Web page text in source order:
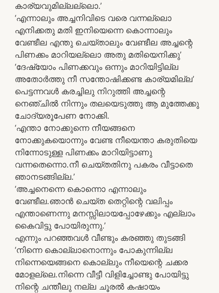
കാര്യവുമില്ലല്ലൊ.’
‘എന്നാലും അച്ചനിവിടെ വരെ വന്നല്ലൊ
എനിക്കതു മതി ഇനിയെന്നെ കൊന്നാലും
വേണ്ടീല എന്തു ചെയ്താലും വേണ്ടീല അച്ചന്റെ
പിണക്കം മാറിയല്ലൊ അതു മതിയെനിക്കു’
‘ദേഷ്യോം പിണക്കവും ഒന്നും മാറിയിട്ടില്ല
അതോര്‍ത്തു നീ സന്തോഷിക്കണ്ട കാര്യമില്ല’
പെട്ടന്നവള്‍ കരച്ചിലു നിറുത്തി അച്ചന്റെ
നെഞ്ചില്‍ നിന്നും തലയെടുത്തു ആ മുത്തേക്കു
ചോദ്യരൂപേണ നോക്കി.
‘എന്താ നോക്കുന്നെ നീയങ്ങനെ
നോക്കുകയൊന്നും വേണ്ട നീയെന്താ കരുതിയെ
നിന്നോടുള്ള പിണക്കം മാറിയിട്ടാണു
വന്നതെന്നൊ.നീ ചെയ്തതിനു പകരം വീട്ടാതെ
ഞാനടങ്ങില്ല.’
‘അച്ചനെന്നെ കൊന്നൊ എന്നാലും
വേണ്ടീല.ഞാന്‍ ചെയ്ത തെറ്റിന്റെ വലിപ്പം
എന്താണെന്നു മനസ്സിലായപ്പോഴേക്കും എല്ലാം
കൈവിട്ടു പോയിരുന്നു.’
എന്നും പറഞ്ഞവള്‍ വീണ്ടും കരഞ്ഞു തുടങ്ങി
‘നിന്നെ കൊല്ലാനൊന്നും പോകുന്നില്ല
നിന്നെയെങ്ങനെ കൊല്ലും നീയെന്റെ ചക്കര
മോളല്ലെ.നിന്നെ വീട്ടീ വിളിച്ചോണ്ടു പോയിട്ടു
നിന്റെ ചന്തീലു നല്ല ചൂരല്‍ കഷായം